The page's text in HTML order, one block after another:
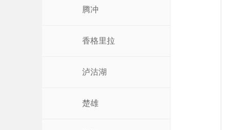
腾冲
香格里拉
泸沽湖
楚雄